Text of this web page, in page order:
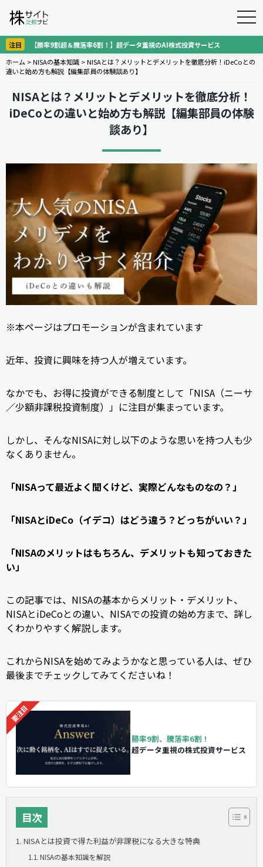
注目
【勝率9割超＆騰落率6割！】超データ重視のAI株式投資サービス
ホーム >NISAの基本知識 >NISAとは？メリットとデメリットを徹底分析！iDeCoとの
違いと始め方も解説【編集部員の体験談あり】
NISAとは？メリットとデメリットを徹底分析！
iDeCoとの違いと始め方も解説【編集部員の体験
談あり】
※本ページはプロモーションが含まれています
近年、投資に興味を持つ人が増えています。
なかでも、お得に投資ができる制度として「NISA（ニーサ
／少額非課税投資制度）」に注目が集まっています。
しかし、そんなNISAに対し以下のような思いを持つ人も少
なくありません。
「NISAって最近よく聞くけど、実際どんなものなの？」
「NISAとiDeCo（イデコ）はどう違う？どっちがいい？」
「NISAのメリットはもちろん、デメリットも知っておきた
い」
この記事では、NISAの基本からメリット・デメリット、
NISAとiDeCoとの違い、NISAでの投資の始め方まで、詳し
くわかりやすく解説します。
これからNISAを始めてみようかなと思っている人は、ぜひ
最後までチェックしてみてくださいね！
勝率9割、騰落率6割！
超データ重視の株式投資サービス
目次
NISAとは投資で得た利益が非課税になる大きな特典
NISAの基本知識を解説